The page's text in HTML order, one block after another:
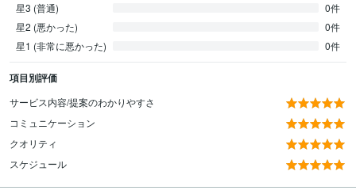
星3 (普通)
0件
星2 (悪かった)
0件
星1 (非常に悪かった)
0件
項目別評価
サービス内容/提案のわかりやすさ
コミュニケーション
クオリティ
スケジュール